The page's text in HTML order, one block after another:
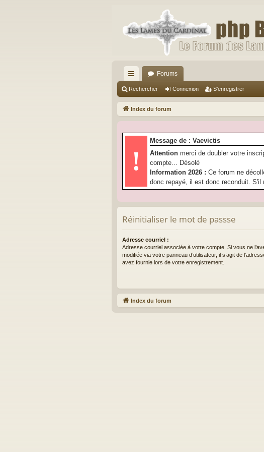
cc
ès
pi
Forums
Rechercher Connexion S’enregistrer
Index du forum
!
Message de : Vaevictis
Attention merci de doubler votre
compte... Désolé
Information 2026 : Ce forum ne
donc repayé, il est donc reconduit.
Réinitialiser le mot de passse
Adresse courriel :
Adresse courriel associée à votre compte. Si vous ne
modifiée via votre panneau d’utilisateur, il s’agit de
avez fournie lors de votre enregistrement.
Index du forum